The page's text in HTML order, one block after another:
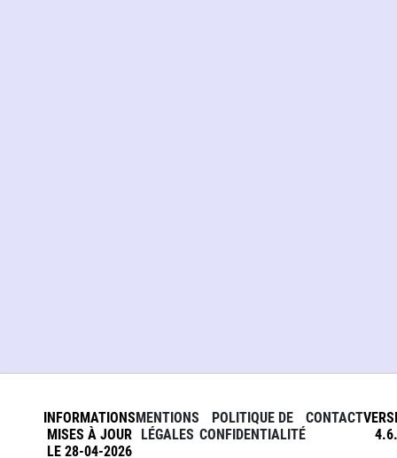
INFORMATIONS
MISES À JOUR
LE 28-04-2026
MENTIONS
LÉGALES
POLITIQUE DE
CONFIDENTIALITÉ
CONTACT